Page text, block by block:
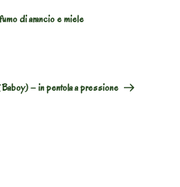
di arancio e miele
– in pentola a pressione